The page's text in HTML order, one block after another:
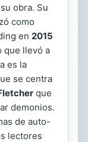
obra. Su
como
en 2015
que llevó a
es la
se centra
que
demonios.
de auto-
lectores